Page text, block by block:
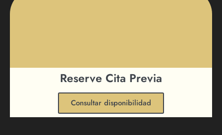
Reserve Cita Previa
Consultar disponibilidad